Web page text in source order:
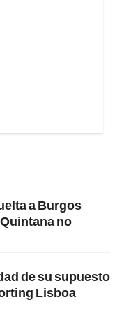
a Burgos
no
de su supuesto
Lisboa